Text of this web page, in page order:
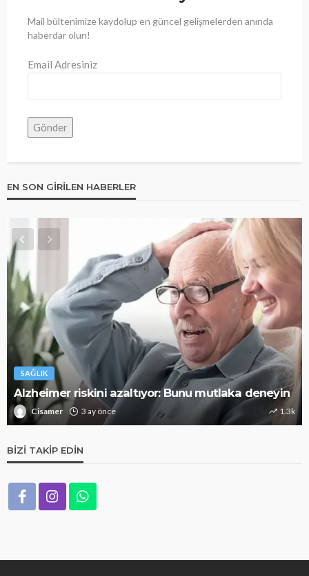
Mail bültenimize kaydolup en güncel gelişmelerden anında
haberdar olun!
Email Adresiniz
EN SON GIRILEN HABERLER
SAĞLIK
Alzheimer riskini azaltıyor: Bunu mutlaka deneyin
Cisamer 3 ay önce 1.3k
BIZI TAKIP EDIN